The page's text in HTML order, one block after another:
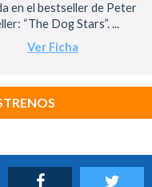
en el bestseller de Peter
“The Dog Stars”. ...
Ver Ficha